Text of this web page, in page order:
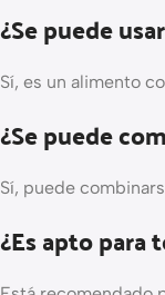
¿Se puede
Sí, es un alimento
¿Se puede
Sí, puede
¿Es apto para